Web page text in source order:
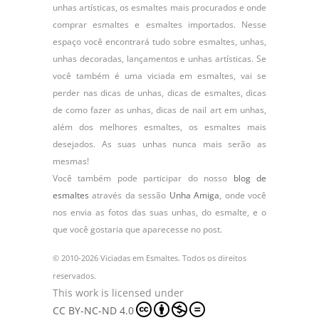
unhas artísticas, osesmaltes mais procurados e onde
comprar esmaltes e esmaltes importados. Nesse
espaço você encontrará tudo sobre esmaltes, unhas,
unhas decoradas, lançamentos e unhas artísticas. Se
você também é uma viciada em esmaltes, vai se
perder nas dicas de unhas, dicas de esmaltes, dicas
de como fazer as unhas, dicas de nail art em unhas,
além dos melhores esmaltes, os esmaltes mais
desejados. As suas unhas nunca mais serão as
mesmas!
Você também pode participar do nosso blog de
esmaltes através da sessão Unha Amiga, onde você
nos envia as fotos das suas unhas, do esmalte, e o
que você gostaria que aparecesse no post.
© 2010-2026 Viciadas em Esmaltes. Todos os direitos
reservados.
This work is licensed under
CC BY-NC-ND 4.0